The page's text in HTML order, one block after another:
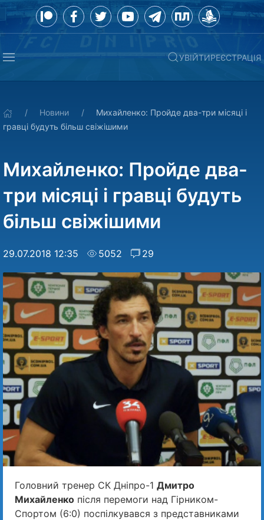
УВІЙТИРЕЄСТРАЦІЯ
Новини
Михайленко: Пройде два-три місяці і
гравці будуть більш свіжішими
Михайленко: Пройде два-
три місяці і гравці будуть
більш свіжішими
29.07.2018 12:35 5052 29
Головний тренер СК Дніпро-1 Дмитро
Михайленко після перемоги над Гірником-
Спортом (6:0) поспілкувався з представниками